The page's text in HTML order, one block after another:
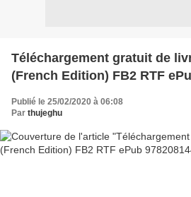
Téléchargement gratuit de
(French Edition) FB2 RTF
Publié le 25/02/2020 à 06:08
Par thujeghu